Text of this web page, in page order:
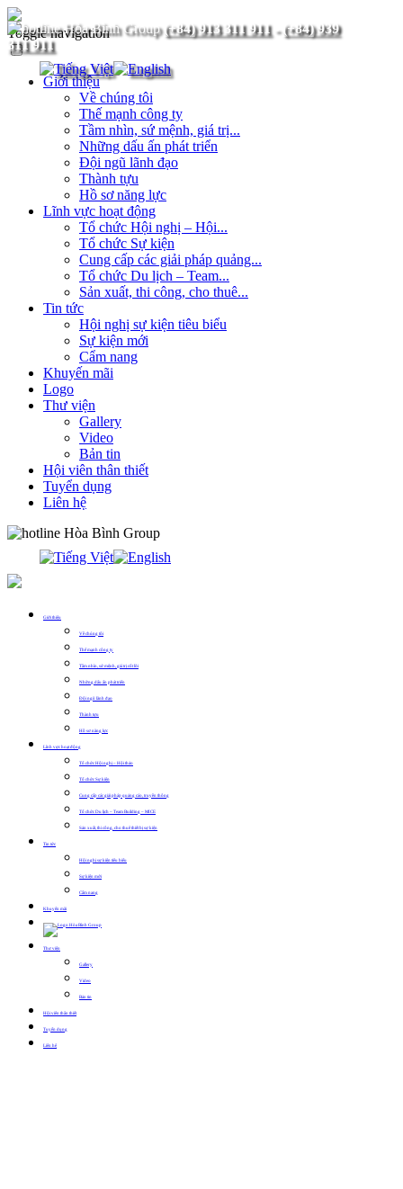
(+84) 913 311 911- (+84) 939
311 911
Toggle navigation
Giới thiệu
Về chúng tôi
Thế mạnh công ty
Tầm nhìn, sứ mệnh, giá trị...
Những dấu ấn phát triển
Đội ngũ lãnh đạo
Thành tựu
Hồ sơ năng lực
Lĩnh vực hoạt động
Tổ chức Hội nghị – Hội...
Tổ chức Sự kiện
Cung cấp các giải pháp quảng...
Tổ chức Du lịch – Team...
Sản xuất, thi công, cho thuê...
Tin tức
Hội nghị sự kiện tiêu biểu
Sự kiện mới
Cẩm nang
Khuyến mãi
Logo
Thư viện
Gallery
Video
Bản tin
Hội viên thân thiết
Tuyển dụng
Liên hệ
Giới thiệu
Về chúng tôi
Thế mạnh công ty
Tầm nhìn, sứ mệnh, giá trị cốt lõi
Những dấu ấn phát triển
Đội ngũ lãnh đạo
Thành tựu
Hồ sơ năng lực
Lĩnh vực hoạt động
Tổ chức Hội nghị – Hội thảo
Tổ chức Sự kiện
Cung cấp các giải pháp quảng cáo, truyền thông
Tổ chức Du lịch – Team Building – MICE
Sản xuất, thi công, cho thuê thiết bị sự kiện
Tin tức
Hội nghị sự kiện tiêu biểu
Sự kiện mới
Cẩm nang
Khuyến mãi
Thư viện
Gallery
Video
Bản tin
Hội viên thân thiết
Tuyển dụng
Liên hệ